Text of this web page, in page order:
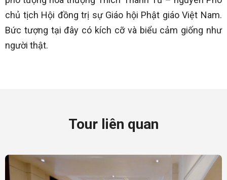
chủ tịch Hội đồng trị sự Giáo hội Phật giáo Việt Nam.
Bức tượng tại đây có kích cỡ và biểu cảm giống như
người thật.
Tour liên quan